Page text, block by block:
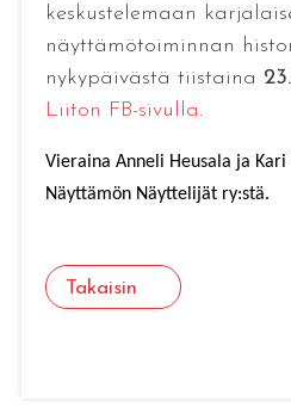
keskustelemaan
näyttämötoiminnan
nykypäivästä tiistaina
Liiton FB-sivulla.
Vieraina Anneli Heusala ja Kari
Näyttämön Näyttelijät ry:stä.
Takaisin